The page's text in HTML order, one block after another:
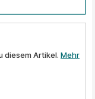
diesem Artikel. Mehr